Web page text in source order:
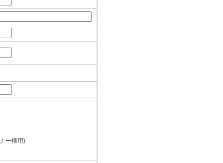
ー様用)